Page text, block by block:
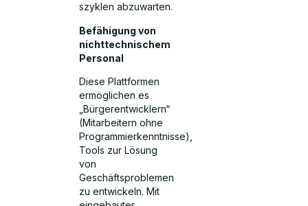
szyklen abzuwarten.
Befähigung von
nichttechnischem
Personal
Diese Plattformen
ermöglichen es
„Bürgerentwicklern“
(Mitarbeitern ohne
Programmierkenntnisse),
Tools zur Lösung
von
Geschäftsproblemen
zu entwickeln. Mit